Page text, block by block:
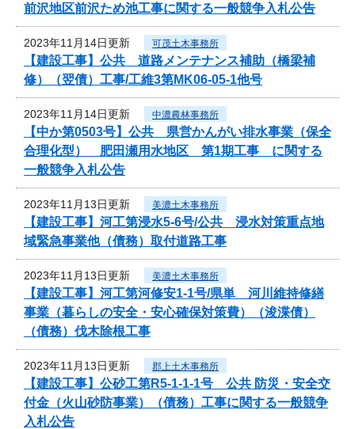
前沢地区前沢ため池工事に関する一般競争入札公告
2023年11月14日更新 可茂土木事務所
【建設工事】公共 道路メンテナンス補助（橋梁補
修）（翌債）工事/工維3第MK06-05-1他号
2023年11月14日更新 中濃農林事務所
【中か第0503号】公共 県営かんがい排水事業（保全
合理化型） 肥田瀬用水地区 第1期工事 に関する
一般競争入札公告
2023年11月13日更新 美濃土木事務所
【建設工事】河工第浸水5-6号/公共 浸水対策重点地
域緊急事業他（債務）取付道路工事
2023年11月13日更新 美濃土木事務所
【建設工事】河工第河修安1-1号/県単 河川維持修繕
事業（暮らしの安全・安心確保対策費）（浚渫債）
（債務）伐木除根工事
2023年11月13日更新 郡上土木事務所
【建設工事】公砂工第R5-1-1-1号 公共 防災・安全交
付金（火山砂防事業）（債務）工事に関する一般競争
入札公告